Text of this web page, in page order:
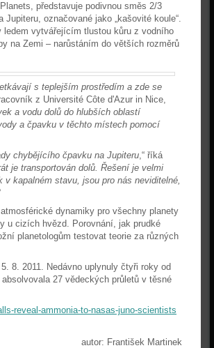
představuje podivnou směs 2/3
označované jako „kašovité koule“.
vytvářejícím tlustou kůru z vodního
na Zemi – narůstáním do větších rozměrů
s teplejším prostředím a zde se
z Université Côte d'Azur in Nice,
a vodu dolů do hlubších oblastí
a čpavku v těchto místech pomocí
chybějícího čpavku na Jupiteru,“ říká
je transportován dolů. Řešení je velmi
kapalném stavu, jsou pro nás neviditelné,
dynamiky pro všechny planety
u cizích hvězd. Porovnání, jak prudké
planetologům testovat teorie za různých
8. 2011. Nedávno uplynuly čtyři roky od
27 vědeckých průletů v těsné
reveal-ammonia-to-nasas-juno-scientists
autor: František Martinek